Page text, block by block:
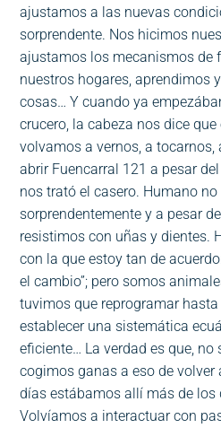
ajustamos a las nuevas
sorprendente. Nos hicimos
ajustamos los mecanismos de
nuestros hogares, aprendimos
cosas… Y cuando ya
crucero, la cabeza nos dice
volvamos a vernos, a
abrir Fuencarral 121 a pesar
nos trató el casero. Humano no
sorprendentemente y a pesar
resistimos con uñas y dientes.
con la que estoy tan de
el cambio”; pero somos
tuvimos que reprogramar
establecer una sistemática
eficiente… La verdad es que, no
cogimos ganas a eso de
días estábamos allí más de los
Volvíamos a interactuar con